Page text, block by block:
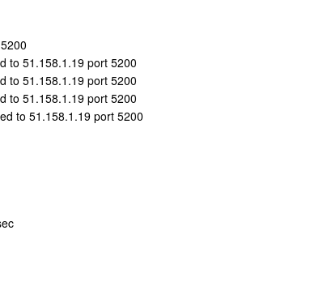
to 51.158.1.19 port 5200
to 51.158.1.19 port 5200
to 51.158.1.19 port 5200
to 51.158.1.19 port 5200